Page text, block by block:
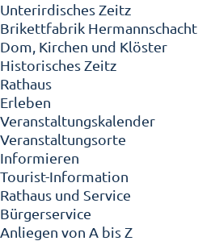
Unterirdisches Zeitz
Brikettfabrik Hermannschacht
Dom, Kirchen und Klöster
Historisches Zeitz
Rathaus
Erleben
Veranstaltungskalender
Veranstaltungsorte
Informieren
Tourist-Information
Rathaus und Service
Bürgerservice
Anliegen von A bis Z